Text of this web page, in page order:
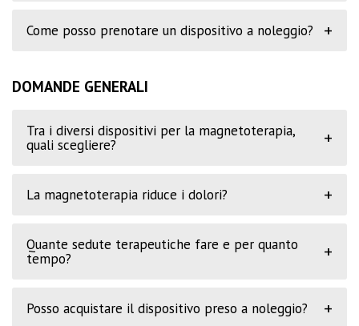
Come posso prenotare un dispositivo a noleggio? +
DOMANDE GENERALI
Tra i diversi dispositivi per la magnetoterapia,
quali scegliere?
+
La magnetoterapia riduce i dolori? +
Quante sedute terapeutiche fare e per quanto
tempo?
+
Posso acquistare il dispositivo preso a noleggio? +